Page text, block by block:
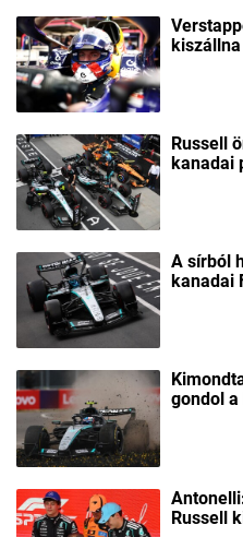
Russell
kanadai
A sírból
kanadai
gondol a
Russell